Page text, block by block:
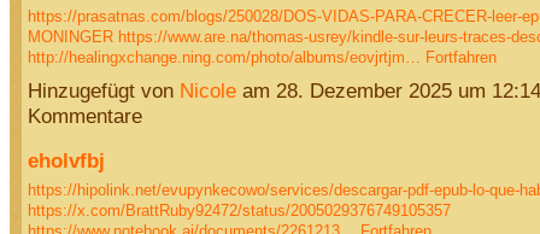
https://prasatnas.com/blogs/250028/DOS-VIDAS-PARA-CRECER-leer-
MONINGER https://www.are.na/thomas-usrey/kindle-sur-leurs-traces-
http://healingxchange.ning.com/photo/albums/eovjrtjm…
Fortfahren
Hinzugefügt von Nicoleam 28. Dezember 2025 um
Kommentare
eholvfbj
https://hipolink.net/evupynkecowo/services/descargar-pdf-epub-lo-que-
https://x.com/BrattRuby92472/status/2005029376749105357